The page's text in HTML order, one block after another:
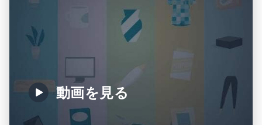
動画を見る